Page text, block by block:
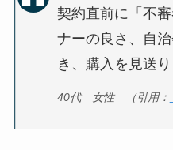
契約直前に「不
ナーの良さ、自
き、購入を見送り
40代 女性 （引用：